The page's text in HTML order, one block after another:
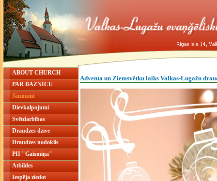
ABOUT CHURCH
PAR BAZNĪCU
Jaunumi
Dievkalpojumi
Svētdarbības
Draudzes dzīve
Draudzes nodoklis
PII "Gaismiņa"
Atbildes
Iespēja ziedot
Adventa un Ziemsvētku laiks Valkas-Lugažu